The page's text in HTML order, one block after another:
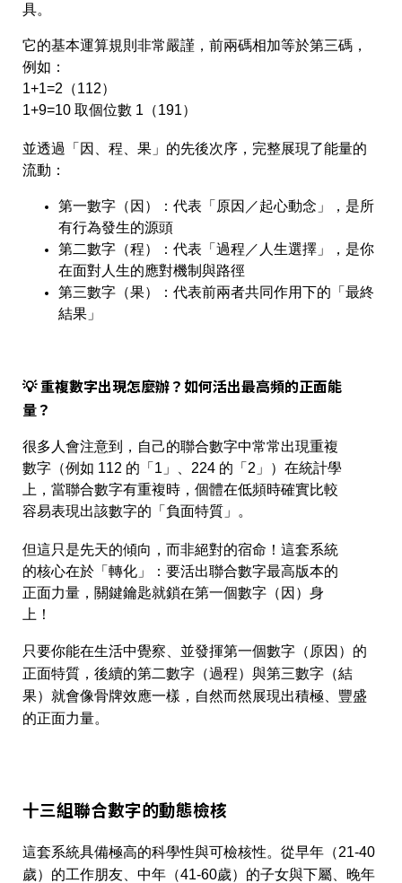
具。
它的基本運算規則非常嚴謹，前兩碼相加等於第三碼，
例如：
1+1=2（112）
1+9=10 取個位數 1（191）
並透過「因、程、果」的先後次序，完整展現了能量的
流動：
第一數字（因）
：代表「原因／起心動念」，是所
有行為發生的源頭
第二數字（程）
：代表「過程／人生選擇」，是你
在面對人生的應對機制與路徑
第三數字（果）
：代表前兩者共同作用下的「最終
結果」
💡 重複數字出現怎麼辦？如何活出最高頻的正面能
量？
很多人會注意到，自己的聯合數字中常常出現重複
數字（例如 112 的「1」、224 的「2」）在統計學
上，當聯合數字有重複時，個體在低頻時確實比較
容易表現出該數字的「負面特質」。
但這只是先天的傾向，而非絕對的宿命！這套系統
的核心在於「轉化」：要活出聯合數字最高版本的
正面力量，關鍵鑰匙就鎖在第一個數字（因）身
上！
只要你能在生活中覺察、並發揮第一個數字（原因）的
正面特質，後續的第二數字（過程）與第三數字（結
果）就會像骨牌效應一樣，自然而然展現出積極、豐盛
的正面力量。
十三組聯合數字的動態檢核
這套系統具備極高的科學性與可檢核性。從早年（21-40
歲）的工作朋友、中年（41-60歲）的子女與下屬、晚年